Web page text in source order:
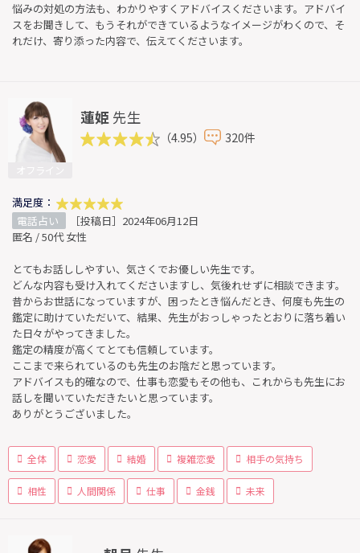
悩みの対処の方法も、わかりやすくアドバイスくださいます。アドバイ
スをお聞きして、もうそれができているようなイメージがわくので、そ
れだけ、寄り添った内容で、伝えてくださいます。
蓮姫 先生
（4.95） 320件
満足度：
電話占い
［投稿日］2024年06月12日
匿名 / 50代 女性
とてもお話ししやすい、気さくでお優しい先生です。
どんな内容も受け入れてくださいますし、気後れせずに相談できます。
昔からお世話になっていますが、困ったとき悩んだとき、何度も先生の
鑑定に助けていただいて、結果、先生がおっしゃったとおりに落ち着い
た日々がやってきました。
鑑定の精度が高くてとても信頼しています。
ここまで来られているのも先生のお陰だと思っています。
アドバイスも的確なので、仕事も恋愛もその他も、これからも先生にお
話しを聞いていただきたいと思っています。
ありがとうございました。
全体 恋愛 結婚 複雑恋愛 相手の気持ち
相性 人間関係 仕事 金銭 未来